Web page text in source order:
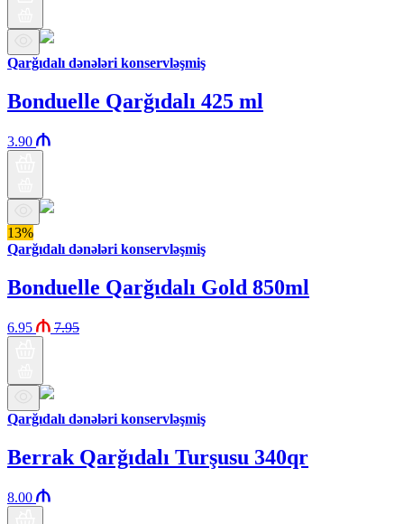
Qarğıdalı dənələri konservləşmiş
Bonduelle Qarğıdalı 425 ml
3.90
13%
Qarğıdalı dənələri konservləşmiş
Bonduelle Qarğıdalı Gold 850ml
6.95 7.95
Qarğıdalı dənələri konservləşmiş
Berrak Qarğıdalı Turşusu 340qr
8.00